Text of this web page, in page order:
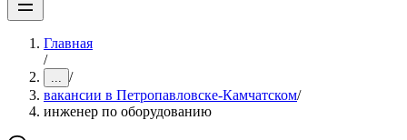
Главная
/
... /
вакансии в Петропавловске-Камчатском/
инженер по оборудованию